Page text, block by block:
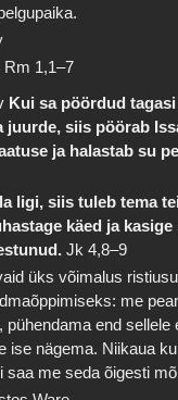
Rm 1,1–7
Kui sa pöördud
juurde, siis pöörab
ja halastab su
ligi, siis tuleb tema
käed ja kasige
Jk 4,8–9
üks võimalus
me
pühendama end sellele
ise nägema. Niikaua
saa me seda õigesti